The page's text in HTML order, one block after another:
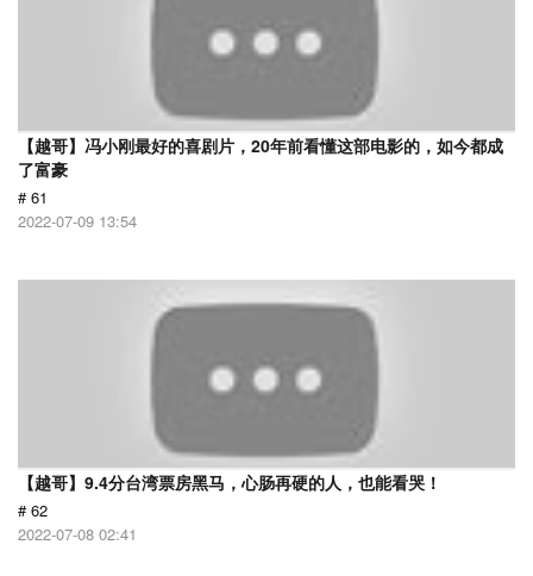
【越哥】冯小刚最好的喜剧片，20年前看懂这部电影的，如今都成
了富豪
# 61
2022-07-09 13:54
【越哥】9.4分台湾票房黑马，心肠再硬的人，也能看哭！
# 62
2022-07-08 02:41